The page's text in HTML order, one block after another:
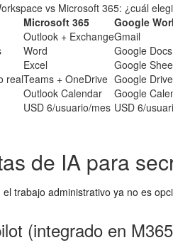
vs Microsoft 365: ¿cuál
Microsoft 365 Google
Outlook + ExchangeGmail
Word Google Docs
Excel Google
realTeams + OneDrive Google
Outlook Calendar Google
USD 6/usuario/mes USD 6/
de IA para
trabajo administrativo ya no es
(integrado en